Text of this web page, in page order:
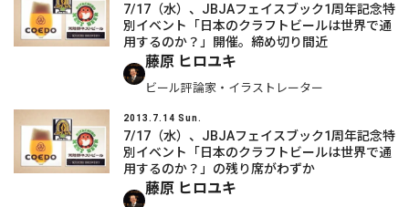
7/17（水）、JBJAフェイスブック1周年記念特
別イベント「日本のクラフトビールは世界で通
用するのか？」開催。締め切り間近
藤原 ヒロユキ
ビール評論家・イラストレーター
2013.7.14 Sun.
7/17（水）、JBJAフェイスブック1周年記念特
別イベント「日本のクラフトビールは世界で通
用するのか？」の残り席がわずか
藤原 ヒロユキ